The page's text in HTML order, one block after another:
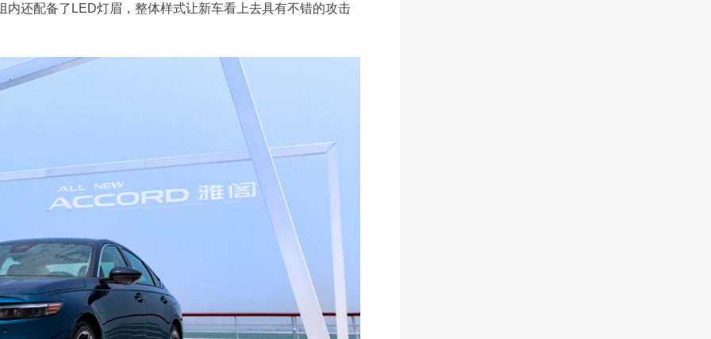
还配备了LED灯眉，整体样式让新车看上去具有不错的攻击